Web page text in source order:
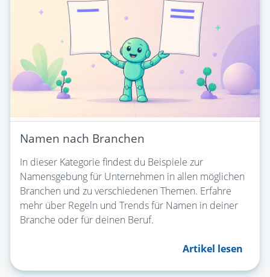
Namen nach Branchen
In dieser Kategorie findest du Beispiele zur
Namensgebung für Unternehmen in allen möglichen
Branchen und zu verschiedenen Themen. Erfahre
mehr über Regeln und Trends für Namen in deiner
Branche oder für deinen Beruf.
Artikel lesen